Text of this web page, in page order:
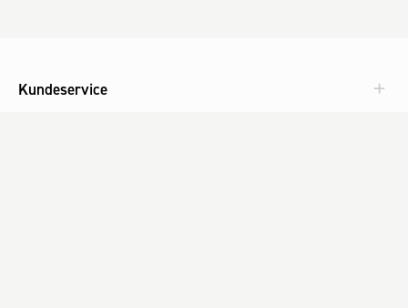
Kundeservice